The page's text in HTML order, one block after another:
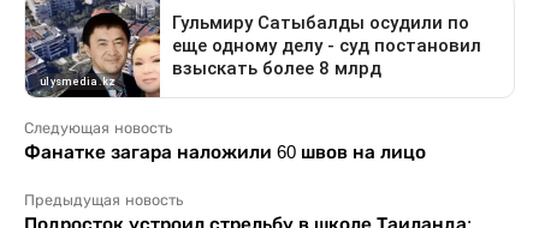
Следующая новость
Фанатке загара наложили 60 швов на лицо
Предыдущая новость